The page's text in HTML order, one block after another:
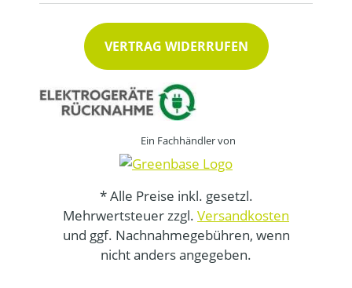
VERTRAG WIDERRUFEN
Ein Fachhändler von
* Alle Preise inkl. gesetzl.
Mehrwertsteuer zzgl. Versandkosten
und ggf. Nachnahmegebühren, wenn
nicht anders angegeben.